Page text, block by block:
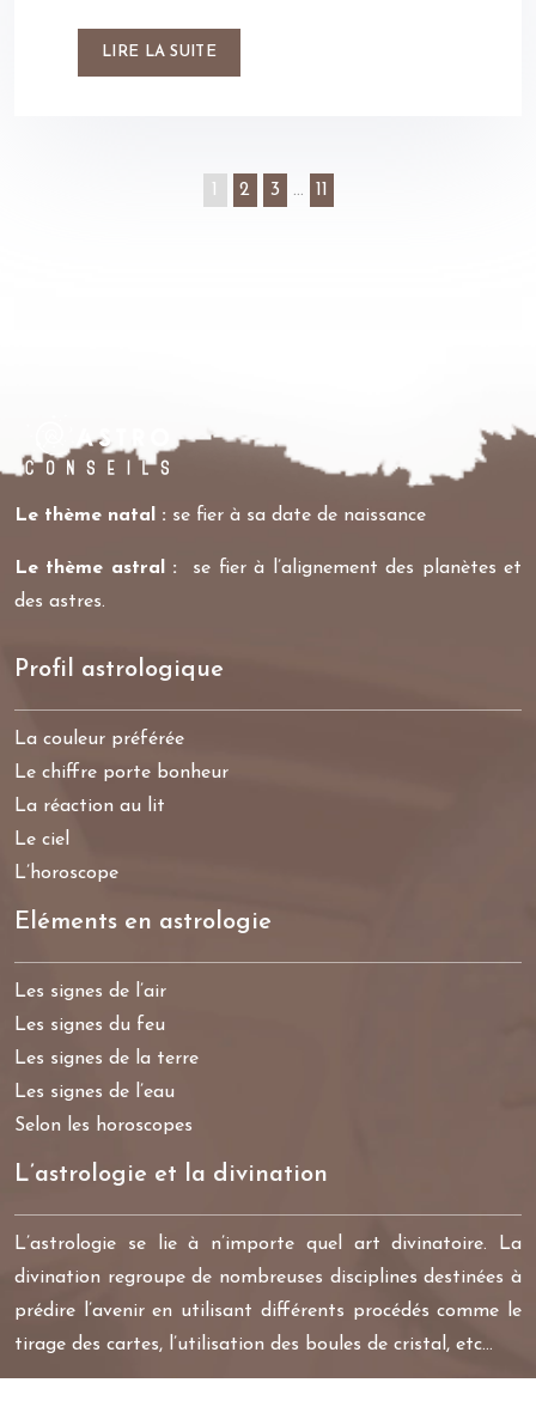
LIRE LA SUITE
2 3 … 11
Le thème natal : se fier à sa date de naissance
Le thème astral :
se fier à l’alignement des planètes et
des astres.
Profil astrologique
La couleur préférée
Le chiffre porte bonheur
La réaction au lit
Le ciel
L’horoscope
Eléments en astrologie
Les signes de l’air
Les signes du feu
Les signes de la terre
Les signes de l’eau
Selon les horoscopes
L’astrologie et la divination
L’astrologie se lie à n’importe quel art divinatoire. La
divination regroupe de nombreuses disciplines destinées à
prédire l’avenir en utilisant différents procédés comme le
tirage des cartes, l’utilisation des boules de cristal, etc…